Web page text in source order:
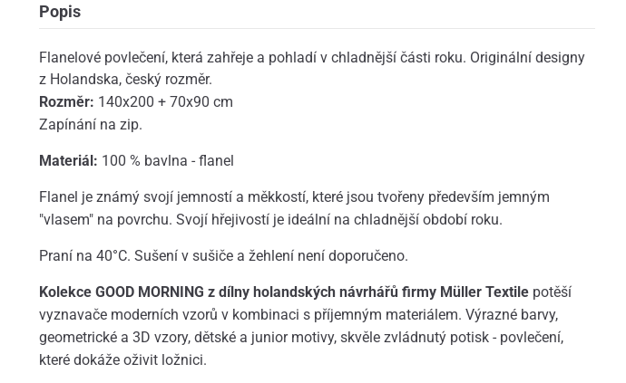
Popis
Flanelové povlečení, která zahřeje a pohladí v chladnější části roku. Originální designy
z Holandska, český rozměr.
Rozměr: 140x200 + 70x90 cm
Zapínání na zip.
Materiál: 100 % bavlna - flanel
Flanel je známý svojí jemností a měkkostí, které jsou tvořeny především jemným
"vlasem" na povrchu. Svojí hřejivostí je ideální na chladnější období roku.
Praní na 40°C. Sušení v sušiče a žehlení není doporučeno.
Kolekce GOOD MORNING z dílny holandských návrhářů firmy Müller Textilepotěší
vyznavače moderních vzorů v kombinaci s příjemným materiálem. Výrazné barvy,
geometrické a 3D vzory, dětské a junior motivy, skvěle zvládnutý potisk - povlečení,
které dokáže oživit ložnici.